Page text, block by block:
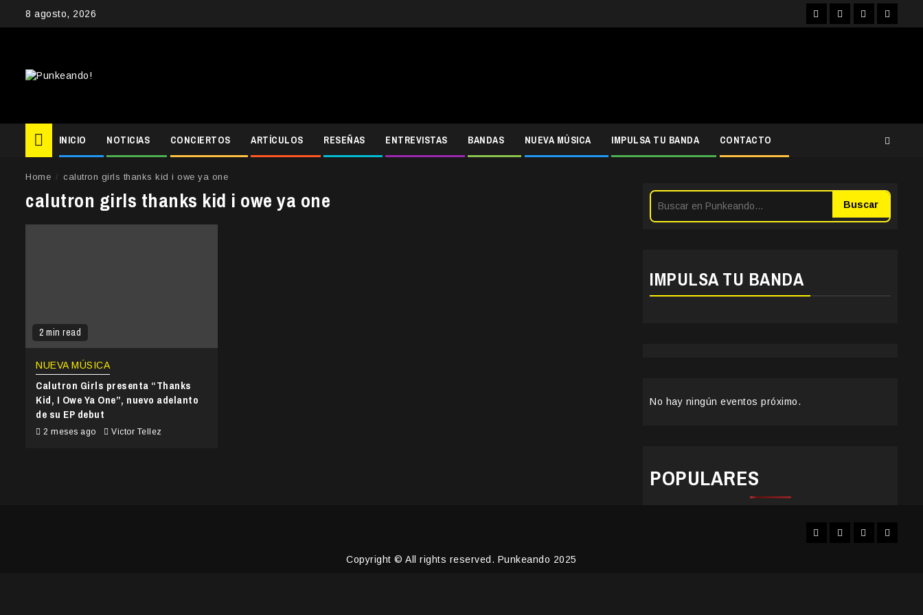
8 agosto, 2026 FacebookInstagram
YouTubeTwitter
INICIO NOTICIAS CONCIERTOS ARTÍCULOS RESEÑAS ENTREVISTAS BANDAS NUEVA MÚSICA IMPULSA TU BANDA CONTACTO
Home calutron girls thanks kid i owe ya one
calutron girls thanks kid i owe ya one
2 min read
NUEVA MÚSICA
Calutron Girls presenta “Thanks
Kid, I Owe Ya One”, nuevo adelanto
de su EP debut
2 meses ago Victor Tellez
Buscar
IMPULSA TU BANDA
No hay ningún eventos próximo.
POPULARES
FacebookInstagram
YouTubeTwitter
Copyright © All rights reserved. Punkeando 2025